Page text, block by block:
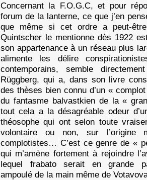
Concernant la F.O.G.C, et pour
forum de la lanterne, ce que j’en
que même si cet ordre a peut-
Quintscher le mentionne dès 1922
son appartenance à un réseau plus
alimente les délire
contemporains, semble
Rüggberg, qui a, dans son livre
des thèses bien connu d’un «
du fantasme balvastkien de la «
tout cela a la désagréable odeur
théosophe qui ont selon toute
volontaire ou non, sur l’origine
complotistes… C’est ce genre de «
qui m’amène fortement à rejoindre
lequel frabato serait en grande
ampoulé de la main même de